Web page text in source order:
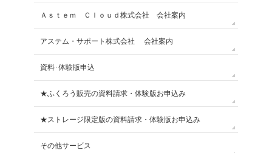
Ａｓｔｅｍ Ｃｌｏｕｄ株式会社 会社案内
アステム・サポート株式会社 会社案内
資料･体験版申込
★ふくろう販売の資料請求・体験版お申込み
★ストレージ限定版の資料請求・体験版お申込み
その他サービス